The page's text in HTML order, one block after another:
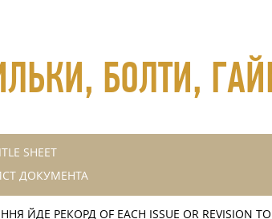
БОЛТИ,
SHEET
ДОКУМЕНТА
ЙДЕ РЕКОРД OF EACH ISSUE OR REVISION TO